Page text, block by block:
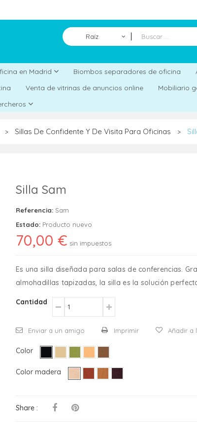
Raíz
en Madrid Biombos separadores de oficina
Venta de vitrinas de anuncios online Mobiliario
> Sillas De Confidente Y De Visita Para Oficinas >
Silla Sam
Referencia: Sam
Estado: Producto nuevo
70,00 € sin impuestos
Es una silla diseñada para salas de conferencias.
almohadillas tapizadas, la silla es la solución
Cantidad
Enviar a un amigo Imprimir Añadir a
Color
Color madera
Share :